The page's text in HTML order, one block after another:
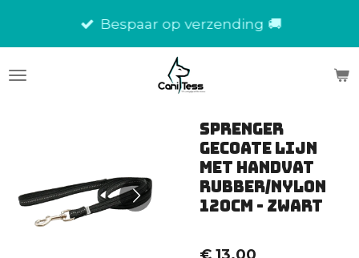
de
Bespaar op verzending 🚚
Sprenger
Gecoate Lijn
met Handvat
rubber/nylon
120cm - zwart
€ 13,00